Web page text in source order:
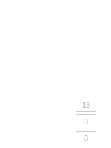
13
3
8